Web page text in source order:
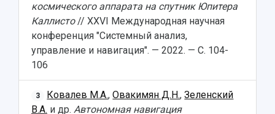
космического аппарата на спутник Юпитера
Каллисто// XXVI Международная научная
конференция "Системный анализ,
управление и навигация". — 2022. — С. 104-
106
3 Ковалев М.А.,Овакимян Д.Н.,Зеленский
В.А. и др. Автономная навигация